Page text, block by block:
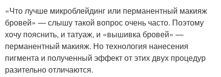
«Что лучше микроблейдинг или перманентный макияж
бровей» — слышу такой вопрос очень часто. Поэтому
хочу пояснить, и татуаж, и «вышивка бровей» —
перманентный макияж. Но технология нанесения
пигмента и полученный эффект от этих двух процедур
разительно отличаются.